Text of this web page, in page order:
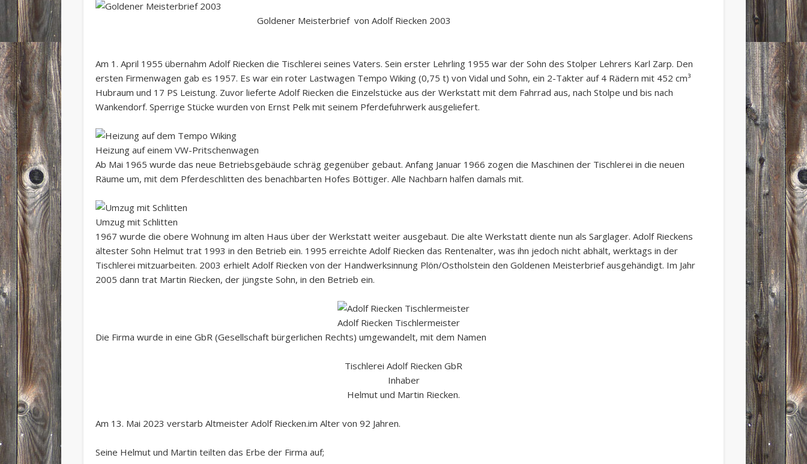
Goldener Meisterbrief von Adolf Riecken 2003
Am 1. April 1955 übernahm Adolf Riecken die Tischlerei seines Vaters. Sein erster Lehrling 1955 war der Sohn des Stolper Lehrers Karl Zarp. Den
ersten Firmenwagen gab es 1957. Es war ein roter Lastwagen Tempo Wiking (0,75 t) von Vidal und Sohn, ein 2-Takter auf 4 Rädern mit 452 cm³
Hubraum und 17 PS Leistung. Zuvor lieferte Adolf Riecken die Einzelstücke aus der Werkstatt mit dem Fahrrad aus, nach Stolpe und bis nach
Wankendorf. Sperrige Stücke wurden von Ernst Pelk mit seinem Pferdefuhrwerk ausgeliefert.
Heizung auf einem VW-Pritschenwagen
Ab Mai 1965 wurde das neue Betriebsgebäude schräg gegenüber gebaut. Anfang Januar 1966 zogen die Maschinen der Tischlerei in die neuen
Räume um, mit dem Pferdeschlitten des benachbarten Hofes Böttiger. Alle Nachbarn halfen damals mit.
Umzug mit Schlitten
1967 wurde die obere Wohnung im alten Haus über der Werkstatt weiter ausgebaut. Die alte Werkstatt diente nun als Sarglager. Adolf Rieckens
ältester Sohn Helmut trat 1993 in den Betrieb ein. 1995 erreichte Adolf Riecken das Rentenalter, was ihn jedoch nicht abhält, werktags in der
Tischlerei mitzuarbeiten. 2003 erhielt Adolf Riecken von der Handwerksinnung Plön/Ostholstein den Goldenen Meisterbrief ausgehändigt. Im Jahr
2005 dann trat Martin Riecken, der jüngste Sohn, in den Betrieb ein.
Adolf Riecken Tischlermeister
Die Firma wurde in eine GbR (Gesellschaft bürgerlichen Rechts) umgewandelt, mit dem Namen
Tischlerei Adolf Riecken GbR
Inhaber
Helmut und Martin Riecken.
Am 13. Mai 2023 verstarb Altmeister Adolf Riecken.im Alter von 92 Jahren.
Seine Helmut und Martin teilten das Erbe der Firma auf;